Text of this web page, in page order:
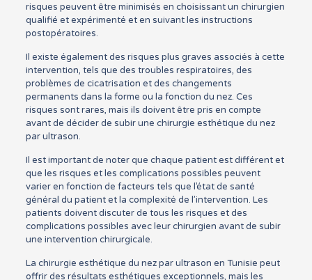
risques peuvent être minimisés en choisissant un chirurgien
qualifié et expérimenté et en suivant les instructions
postopératoires.
Il existe également des risques plus graves associés à cette
intervention, tels que des troubles respiratoires, des
problèmes de cicatrisation et des changements
permanents dans la forme ou la fonction du nez. Ces
risques sont rares, mais ils doivent être pris en compte
avant de décider de subir une chirurgie esthétique du nez
par ultrason.
Il est important de noter que chaque patient est différent et
que les risques et les complications possibles peuvent
varier en fonction de facteurs tels que l’état de santé
général du patient et la complexité de l’intervention. Les
patients doivent discuter de tous les risques et des
complications possibles avec leur chirurgien avant de subir
une intervention chirurgicale.
La chirurgie esthétique du nez par ultrason en Tunisie peut
offrir des résultats esthétiques exceptionnels, mais les